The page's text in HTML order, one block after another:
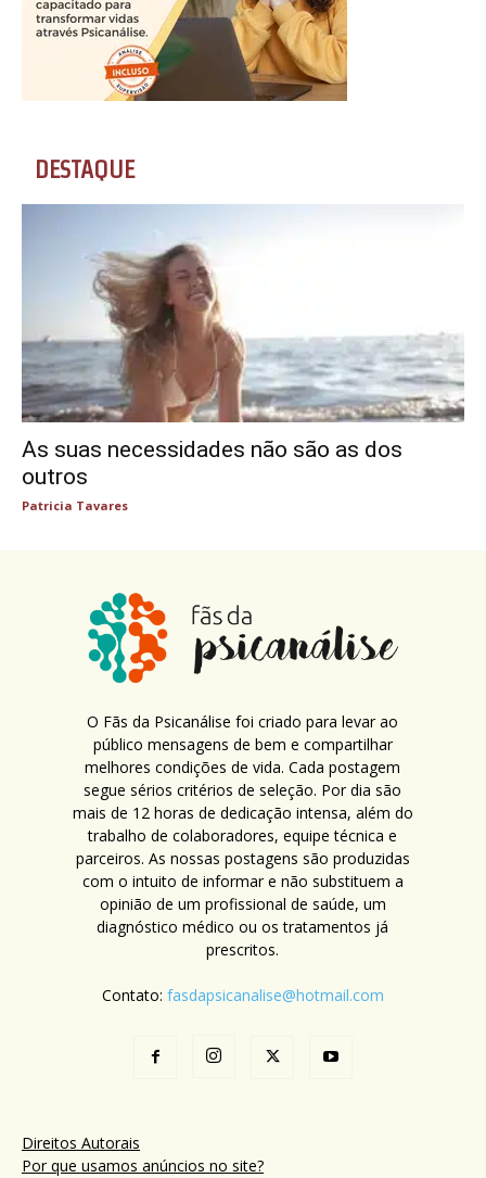
DESTAQUE
As suas necessidades não são as dos
outros
Patricia Tavares
O Fãs da Psicanálise foi criado para levar ao
público mensagens de bem e compartilhar
melhores condições de vida. Cada postagem
segue sérios critérios de seleção. Por dia são
mais de 12 horas de dedicação intensa, além do
trabalho de colaboradores, equipe técnica e
parceiros. As nossas postagens são produzidas
com o intuito de informar e não substituem a
opinião de um profissional de saúde, um
diagnóstico médico ou os tratamentos já
prescritos.
Contato: fasdapsicanalise@hotmail.com
Direitos Autorais
Por que usamos anúncios no site?